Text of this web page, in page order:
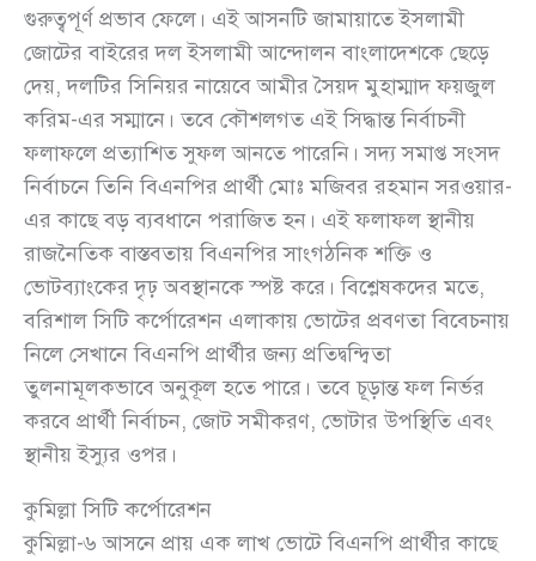
গুরুত্বপূর্ণ প্রভাব ফেলে। এই আসনটি জামায়াতে ইসলামী
জোটের বাইরের দল ইসলামী আন্দোলন বাংলাদেশকে ছেড়ে
দেয়, দলটির সিনিয়র নায়েবে আমীর সৈয়দ মুহাম্মাদ ফয়জুল
করিম-এর সম্মানে। তবে কৌশলগত এই সিদ্ধান্ত নির্বাচনী
ফলাফলে প্রত্যাশিত সুফল আনতে পারেনি। সদ্য সমাপ্ত সংসদ
নির্বাচনে তিনি বিএনপির প্রার্থী মোঃ মজিবর রহমান সরওয়ার-
এর কাছে বড় ব্যবধানে পরাজিত হন। এই ফলাফল স্থানীয়
রাজনৈতিক বাস্তবতায় বিএনপির সাংগঠনিক শক্তি ও
ভোটব্যাংকের দৃঢ় অবস্থানকে স্পষ্ট করে। বিশ্লেষকদের মতে,
বরিশাল সিটি কর্পোরেশন এলাকায় ভোটের প্রবণতা বিবেচনায়
নিলে সেখানে বিএনপি প্রার্থীর জন্য প্রতিদ্বন্দ্বিতা
তুলনামূলকভাবে অনুকূল হতে পারে। তবে চূড়ান্ত ফল নির্ভর
করবে প্রার্থী নির্বাচন, জোট সমীকরণ, ভোটার উপস্থিতি এবং
স্থানীয় ইস্যুর ওপর।
কুমিল্লা সিটি কর্পোরেশন
কুমিল্লা-৬ আসনে প্রায় এক লাখ ভোটে বিএনপি প্রার্থীর কাছে